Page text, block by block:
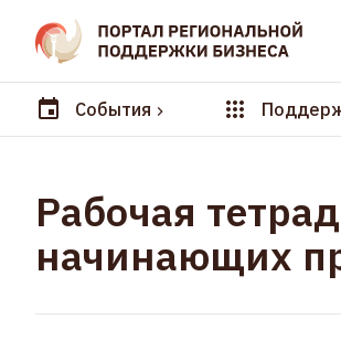
События
Рабочая
начинающих